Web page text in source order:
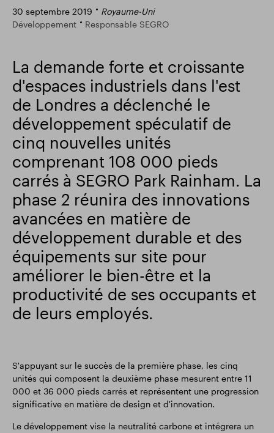
Résultats financiers
Parc intelligent
30 septembre 2019
Royaume-Uni
Développement
Responsable SEGRO
La demande forte et croissante
d'espaces industriels dans l'est
de Londres a déclenché le
développement spéculatif de
cinq nouvelles unités
comprenant 108 000 pieds
carrés à SEGRO Park Rainham. La
phase 2 réunira des innovations
avancées en matière de
développement durable et des
équipements sur site pour
améliorer le bien-être et la
productivité de ses occupants et
de leurs employés.
S'appuyant sur le succès de la première phase, les cinq
unités qui composent la deuxième phase mesurent entre 11
000 et 36 000 pieds carrés et représentent une progression
significative en matière de design et d'innovation.
Le développement vise la neutralité carbone et intégrera un